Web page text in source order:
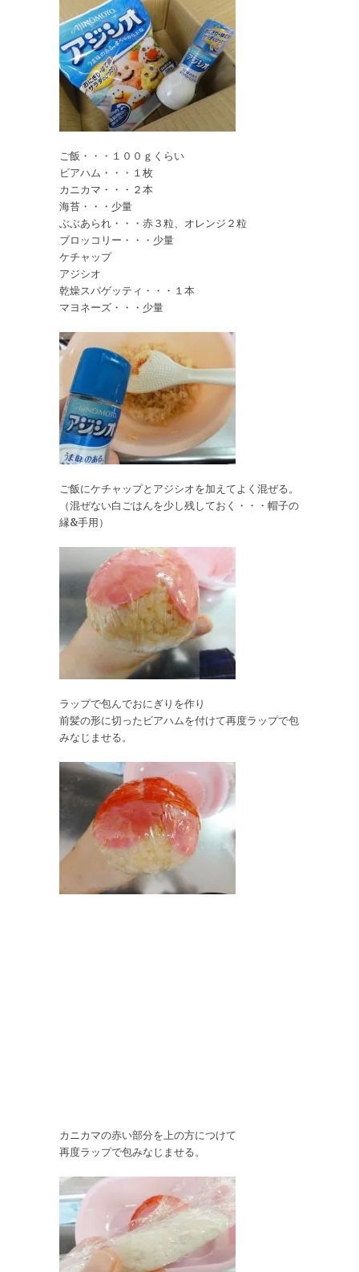
ご飯・・・１００ｇくらい
ビアハム・・・１枚
カニカマ・・・２本
海苔・・・少量
ぶぶあられ・・・赤３粒、オレンジ２粒
ブロッコリー・・・少量
ケチャップ
アジシオ
乾燥スパゲッティ・・・１本
マヨネーズ・・・少量
ご飯にケチャップとアジシオを加えてよく混ぜる。
（混ぜない白ごはんを少し残しておく・・・帽子の
縁&手用）
ラップで包んでおにぎりを作り
前髪の形に切ったビアハムを付けて再度ラップで包
みなじませる。
カニカマの赤い部分を上の方につけて
再度ラップで包みなじませる。